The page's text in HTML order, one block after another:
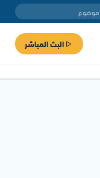
البث المباشر